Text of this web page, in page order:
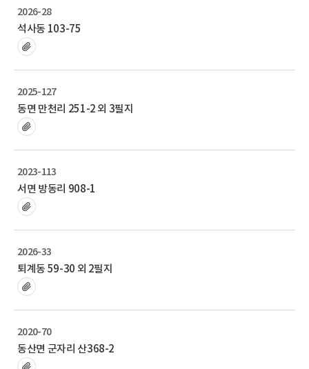
2026-28
석사동 103-75
2025-127
동면 만천리 251-2 외 3필지
2023-113
서면 방동리 908-1
2026-33
퇴계동 59-30 외 2필지
2020-70
동산면 군자리 산368-2